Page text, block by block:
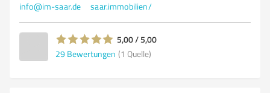
info@im-saar.de saar.immobilien/
5,00 / 5,00
29 Bewertungen (1 Quelle)